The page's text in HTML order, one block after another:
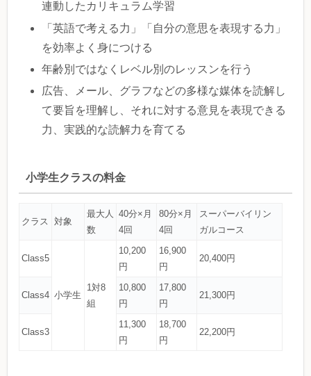
連動したカリキュラム学習
「英語で考える力」「自分の意思を表現する力」
を効率よく身につける
年齢別ではなくレベル別のレッスンを行う
広告、メール、グラフなどの多様な媒体を読解し
て要旨を理解し、それに対する意見を表現できる
力、実践的な読解力を育てる
小学生クラスの料金
クラス 対象
最大人
数
40分×月
4回
80分×月
4回
スーパーバイリン
ガルコース
Class5
小学生
1対8
組
10,200
円
16,900
円
20,400円
Class4
10,800
円
17,800
円
21,300円
Class3
11,300
円
18,700
円
22,200円